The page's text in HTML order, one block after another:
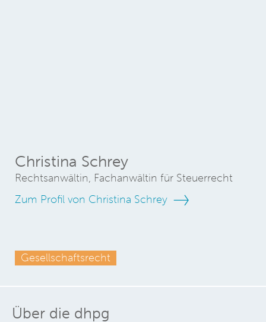
Christina Schrey
Rechtsanwältin, Fachanwältin für Steuerrecht
Zum Profil von Christina Schrey
Gesellschaftsrecht
Über die dhpg